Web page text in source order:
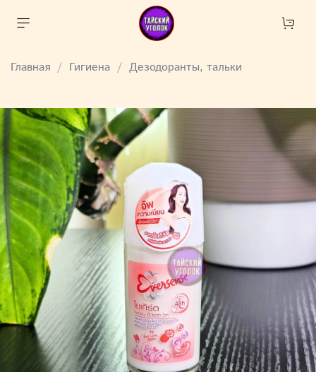
Главная Гигиена Дезодоранты, тальки